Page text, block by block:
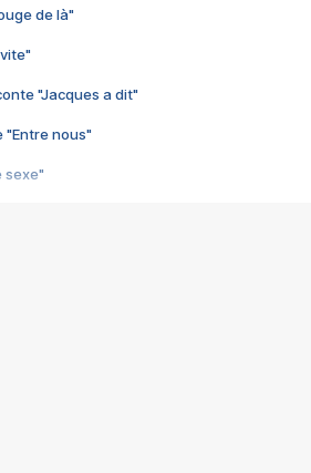
de là"
"Jacques a dit"
"Entre nous"
sexe"